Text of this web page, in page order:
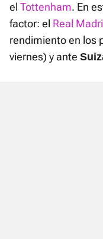
el Tottenham. En
factor: el Real
rendimiento en los
viernes) y ante